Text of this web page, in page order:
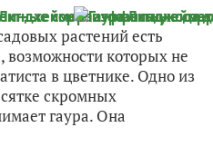
растений есть
которых не
в цветнике. Одно из
скромных
гаура. Она